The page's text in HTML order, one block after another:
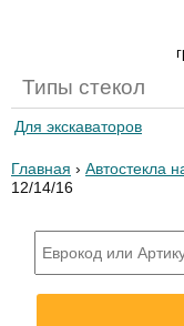
Типы стекол
Для экскаваторов
Главная › Автостекла
12/14/16